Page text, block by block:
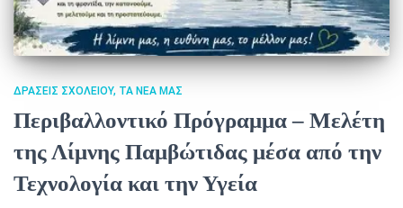
ΔΡΆΣΕΙΣ ΣΧΟΛΕΊΟΥ ΤΑ ΝΈΑ ΜΑΣ
Περιβαλλοντικό Πρόγραμμα – Μελέτη
της Λίμνης Παμβώτιδας μέσα από την
Τεχνολογία και την Υγεία